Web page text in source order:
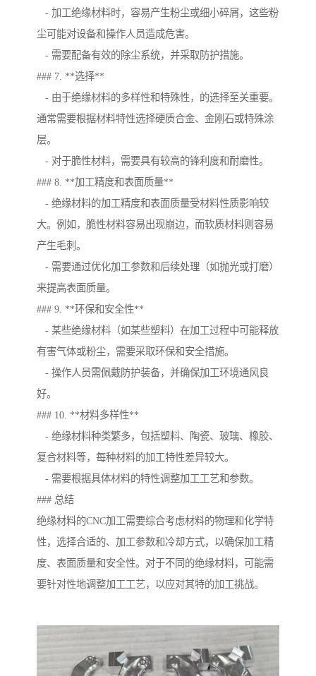
- 加工绝缘材料时，容易产生粉尘或细小碎屑，这些粉
尘可能对设备和操作人员造成危害。
- 需要配备有效的除尘系统，并采取防护措施。
### 7. **选择**
- 由于绝缘材料的多样性和特殊性，的选择至关重要。
通常需要根据材料特性选择硬质合金、金刚石或特殊涂
层。
- 对于脆性材料，需要具有较高的锋利度和耐磨性。
### 8. **加工精度和表面质量**
- 绝缘材料的加工精度和表面质量受材料性质影响较
大。例如，脆性材料容易出现崩边，而软质材料则容易
产生毛刺。
- 需要通过优化加工参数和后续处理（如抛光或打磨）
来提高表面质量。
### 9. **环保和安全性**
- 某些绝缘材料（如某些塑料）在加工过程中可能释放
有害气体或粉尘，需要采取环保和安全措施。
- 操作人员需佩戴防护装备，并确保加工环境通风良
好。
### 10. **材料多样性**
- 绝缘材料种类繁多，包括塑料、陶瓷、玻璃、橡胶、
复合材料等，每种材料的加工特性差异较大。
- 需要根据具体材料的特性调整加工工艺和参数。
### 总结
绝缘材料的CNC加工需要综合考虑材料的物理和化学特
性，选择合适的、加工参数和冷却方式，以确保加工精
度、表面质量和安全性。对于不同的绝缘材料，可能需
要针对性地调整加工工艺，以应对其特的加工挑战。